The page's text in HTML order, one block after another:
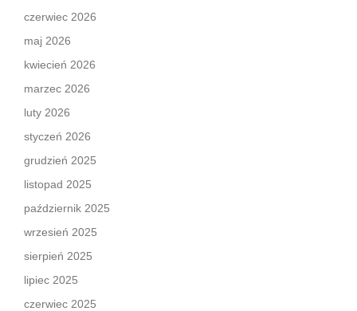
czerwiec 2026
maj 2026
kwiecień 2026
marzec 2026
luty 2026
styczeń 2026
grudzień 2025
listopad 2025
październik 2025
wrzesień 2025
sierpień 2025
lipiec 2025
czerwiec 2025